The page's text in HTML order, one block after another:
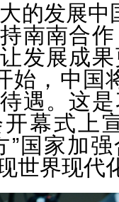
的发展中
南南合
发展成
始，中国
遇。这
幕式上
”国家加
世界现代